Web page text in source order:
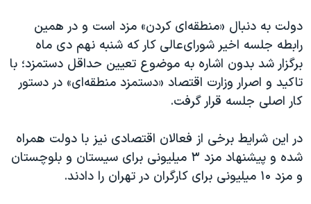
سفر پرزیدنت ترامپ به چین
دولت به دنبال «منطقه‌ای کردن» مزد است و در همین
رابطه جلسه اخیر شورای‌عالی کار که شنبه نهم دی ماه
برگزار شد بدون اشاره به موضوع تعیین حداقل دستمزد؛ با
تاکید و اصرار وزارت اقتصاد «دستمزد منطقه‌ای» در دستور
کار اصلی جلسه قرار گرفت.
در این شرایط برخی از فعالان اقتصادی نیز با دولت همراه
شده و پیشنهاد مزد ۳ میلیونی برای سیستان و بلوچستان
و مزد ۱۰ میلیونی برای کارگران در تهران را دادند.